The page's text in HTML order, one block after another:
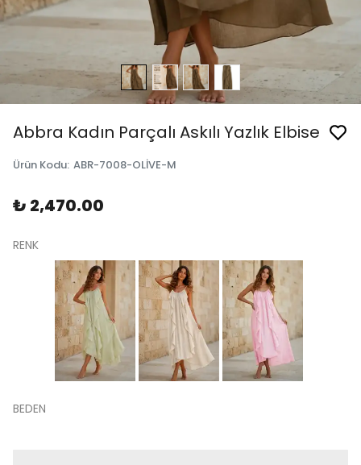
Abbra Kadın Parçalı Askılı Yazlık Elbise
Ürün Kodu: ABR-7008-OLİVE-M
₺ 2,470.00
RENK
BEDEN